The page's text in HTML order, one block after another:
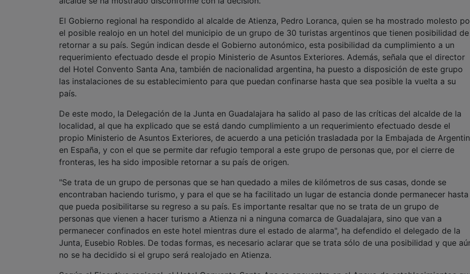
retornar a su país. Según indican desde el Gobierno autonómico, esta posibilidad da cumplimiento a un
requerimiento efectuado desde el propio Ministerio de Asuntos Exteriores. Además, señala que el director
del Hotel Convento Santa Ana, también de nacionalidad argentina, ha puesto a disposición de este grupo
las instalaciones de su establecimiento para que puedan confinarse hasta que sea posible la vuelta a su
país.
De este modo, la Delegación de la Junta en Guadalajara ha salido al paso de las críticas del alcalde de la
localidad, al que ha explicado que se está dando cumplimiento a un requerimiento efectuado desde el
propio Ministerio de Asuntos Exteriores, de acuerdo a una petición trasladada por la Embajada de Argentina
en España, y con el que se permite dar refugio temporal a este grupo de personas que, por el cierre de
fronteras, les ha sido imposible retornar a su país de origen.
"Se trata de un grupo de personas que se han quedado a miles de kilómetros de sus casas, donde se
encontraban haciendo turismo, y para el que se ha facilitado un lugar de estancia donde permanecer hasta
que pueda posibilitarse su regreso a su país. Es importante resaltar que no se trata de un grupo de
personas que vienen a hacer turismo a Atienza ni a ninguna comarca de Guadalajara, sino que van a
permanecer confinados en este hotel mientras dure el estado de alarma", ha defendido el delegado de la
Junta, Eusebio Robles. De todas formas, es necesario aclarar que se trata sólo de una posibilidad y que aún
no se ha decidido si el grupo será realojado en Atienza.
Según el Ejecutivo regional, el Hotel Convento Santa Ana se encuentra en el Anexo de establecimientos que
constituyen el retén de alojamientos de guardia en Castilla-La Mancha y que vienen recogidos en la Orden
TMA/277/2020, de 23 de marzo publicada en el Boletín Oficial del Estado.